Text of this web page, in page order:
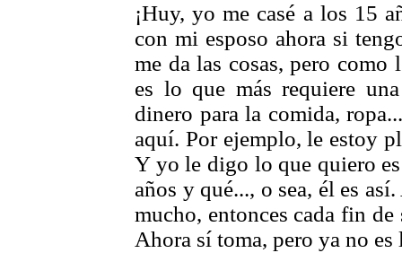
¡Huy, yo me casé a los 15
con mi esposo ahora si
me da las cosas, pero
es lo que más requiere
dinero para la comida,
aquí. Por ejemplo, le estoy
Y yo le digo lo que quiero
años y qué..., o sea, él es
mucho, entonces cada fin
Ahora sí toma, pero ya no